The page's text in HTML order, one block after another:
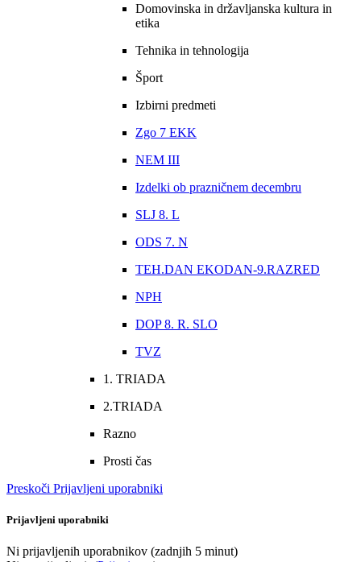
Domovinska in državljanska kultura in
etika
Tehnika in tehnologija
Šport
Izbirni predmeti
Zgo 7 EKK
NEM III
Izdelki ob prazničnem decembru
SLJ 8. L
ODS 7. N
TEH.DAN EKODAN-9.RAZRED
NPH
DOP 8. R. SLO
TVZ
1. TRIADA
2.TRIADA
Razno
Prosti čas
Preskoči Prijavljeni uporabniki
Prijavljeni uporabniki
Ni prijavljenih uporabnikov (zadnjih 5 minut)